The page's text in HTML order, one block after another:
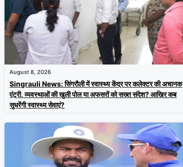
August 8, 2026
Singrauli News: सिंगरौली में स्वास्थ्य केंद्र पर कलेक्टर की अचानक
एंट्री, व्यवस्थाओं की खुली पोल या अफसरों को सख्त संदेश? आखिर कब
सुधरेंगी स्वास्थ्य सेवाएं?